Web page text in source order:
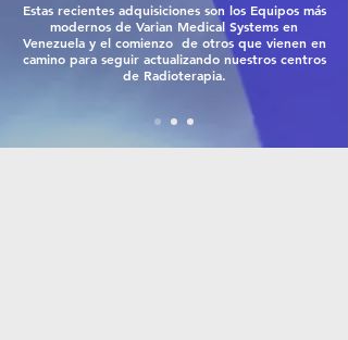
Estas recientes adquisiciones son los Equipos más
modernos de Varian Medical Systems en
Venezuela y el comienzo de otros que vienen en
camino para seguir actualizando nuestros centros
de Radioterapia.